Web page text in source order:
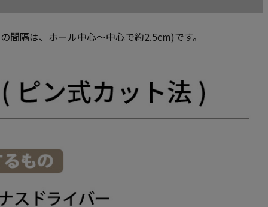
間隔は、ホール中心～中心で約2.5cm)です。